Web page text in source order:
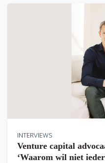
INTERVIEWS
Venture capital
‘Waarom wil niet